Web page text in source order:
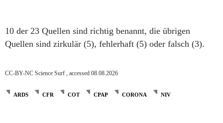
10 der 23 Quellen sind richtig benannt, die übrigen
Quellen sind zirkulär (5), fehlerhaft (5) oder falsch (3).
CC-BY-NC Science Surf , accessed 08.08.2026
ARDS CFR COT CPAP CORONA NIV